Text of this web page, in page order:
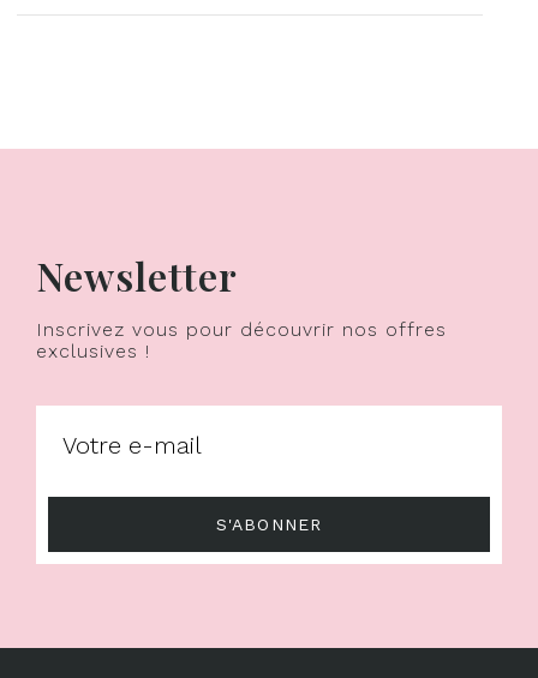
Newsletter
Inscrivez vous pour découvrir nos offres
exclusives !
S'ABONNER